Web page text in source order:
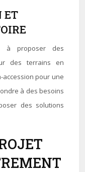
ET
à proposer des
des terrains en
pour une
à des besoins
des solutions